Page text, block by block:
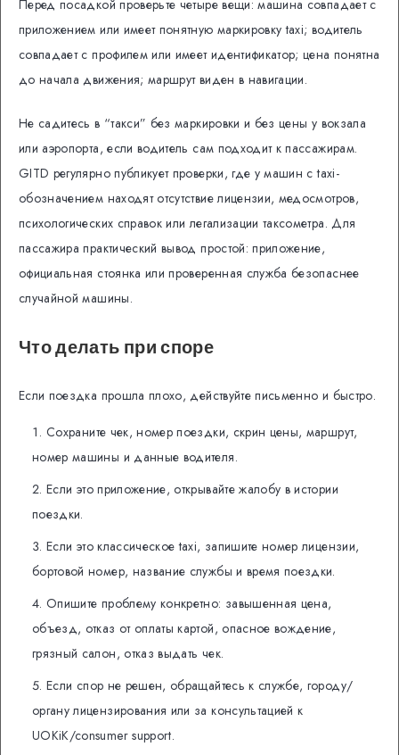
Перед посадкой проверьте четыре вещи: машина совпадает с
приложением или имеет понятную маркировку taxi; водитель
совпадает с профилем или имеет идентификатор; цена понятна
до начала движения; маршрут виден в навигации.
Не садитесь в “такси” без маркировки и без цены у вокзала
или аэропорта, если водитель сам подходит к пассажирам.
GITD регулярно публикует проверки, где у машин с taxi-
обозначением находят отсутствие лицензии, медосмотров,
психологических справок или легализации таксометра. Для
пассажира практический вывод простой: приложение,
официальная стоянка или проверенная служба безопаснее
случайной машины.
Что делать при споре
Если поездка прошла плохо, действуйте письменно и быстро.
Сохраните чек, номер поездки, скрин цены, маршрут,
номер машины и данные водителя.
Если это приложение, открывайте жалобу в истории
поездки.
Если это классическое taxi, запишите номер лицензии,
бортовой номер, название службы и время поездки.
Опишите проблему конкретно: завышенная цена,
объезд, отказ от оплаты картой, опасное вождение,
грязный салон, отказ выдать чек.
Если спор не решен, обращайтесь к службе, городу/
органу лицензирования или за консультацией к
UOKiK/consumer support.